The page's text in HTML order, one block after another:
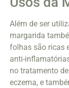
Além de ser
margarida
folhas são ricas
anti-
no tratamento
eczema, e